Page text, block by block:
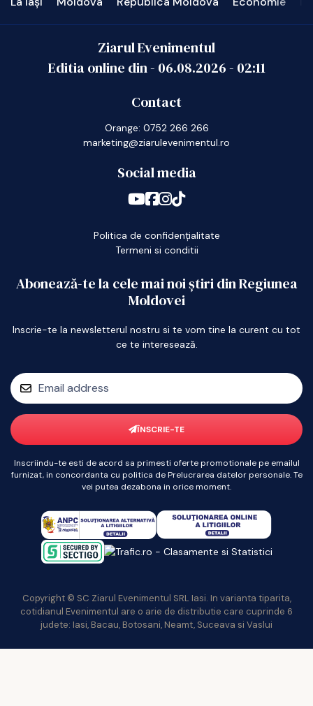
Ziarul Evenimentul
Editia online din - 06.08.2026- 02:11
Contact
Orange: 0752 266 266
marketing@ziarulevenimentul.ro
Social media
Politica de confidențialitate
Termeni si conditii
Abonează-te la cele mai noi știri din Regiunea
Moldovei
Inscrie-te la newsletterul nostru si te vom tine la curent cu tot
ce te interesează.
ÎNSCRIE-TE
Inscriindu-te esti de acord sa primesti oferte promotionale pe emailul
furnizat, in concordanta cu politica de Prelucrarea datelor personale. Te
vei putea dezabona in orice moment.
Copyright © SC Ziarul Evenimentul SRL Iasi. In varianta tiparita,
cotidianul Evenimentul are o arie de distributie care cuprinde 6
judete: Iasi, Bacau, Botosani, Neamt, Suceava si Vaslui